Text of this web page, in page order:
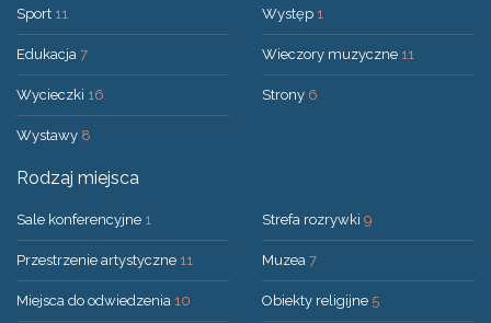
Sport 11
Edukacja 7
Wycieczki 16
Wystawy 8
Występ 1
Wieczory muzyczne 11
Strony 6
Rodzaj miejsca
Sale konferencyjne 1
Przestrzenie artystyczne 11
Miejsca do odwiedzenia 10
Strefa rozrywki 9
Muzea 7
Obiekty religijne 5